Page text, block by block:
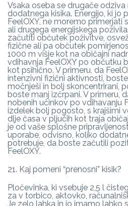
Vsaka oseba se drugače odziva
dodatnega kisika. Energijo, ki jo
FeelOXY, ne moremo primerjati
ali drugega energijskega
začutiti občutek poživitve,
fizične ali pa občutek
1000 m višje kot na običajni
vdihavnja FeelOXY po občutku
kot psihično. V primeru, da
intenzivni fizični aktivnosti,
močnješi in bolj skoncentrirani,
boste manj izčrpani. V primeru,
nobenih učinkov po vdihavanju
izdelek bolj pogosto, s krajšimi
dlje časa v pljučih kot traja
je od vaše splošne
uporabe, odvisno, koliko
potrebuje, da boste začutili
FeelOXY.
21. Kaj pomeni “prenosni” kisik?
Pločevinka, ki vsebuje 2,5 l
za v torbico, aktovko,
Je zelo lahka in jo imamo lahko